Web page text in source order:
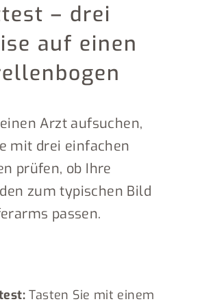
– drei
auf einen
Arzt aufsuchen,
mit drei einfachen
prüfen, ob Ihre
zum typischen Bild
passen.
Tasten Sie mit einem